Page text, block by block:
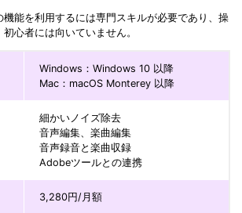
機能を利用するには専門スキルが必要であり、操
心者には向いていません。
Windows：Windows 10 以降
Mac：macOS Monterey 以降
細かいノイズ除去
音声編集、楽曲編集
音声録音と楽曲収録
Adobeツールとの連携
3,280円/月額